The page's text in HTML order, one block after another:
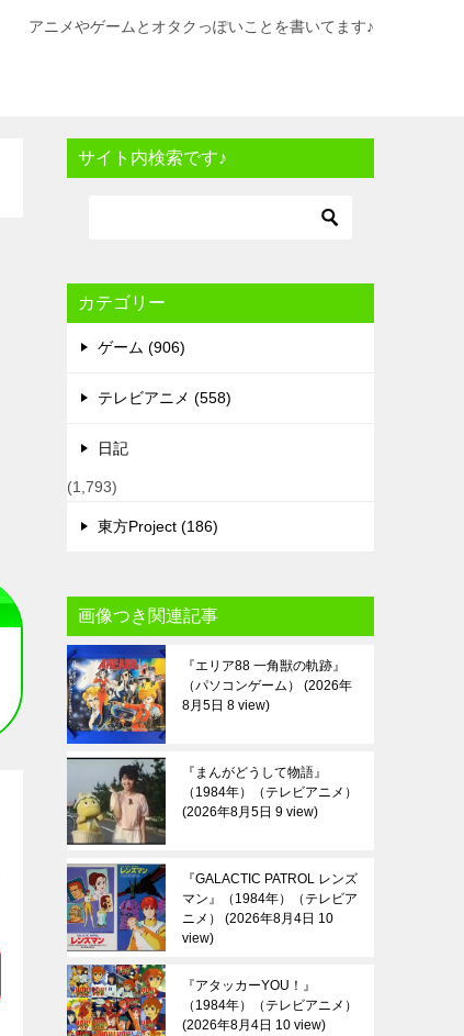
アニメやゲームとオタクっぽいことを書いてます♪
サイト内検索です♪
カテゴリー
ゲーム (906)
テレビアニメ (558)
日記
(1,793)
東方Project (186)
画像つき関連記事
『エリア88 一角獣の軌跡』
（パソコンゲーム）
2026年
8月5日 8 view
『まんがどうして物語』
（1984年）（テレビアニメ）
2026年8月5日 9 view
『GALACTIC PATROL レンズ
マン』（1984年）（テレビア
ニメ）
2026年8月4日 10
view
『アタッカーYOU！』
（1984年）（テレビアニメ）
2026年8月4日 10 view